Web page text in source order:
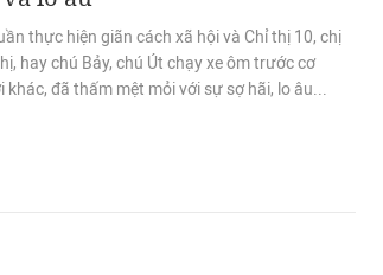
thực hiện giãn cách xã hội và Chỉ thị 10, chị
hay chú Bảy, chú Út chạy xe ôm trước cơ
đã thấm mệt mỏi với sự sợ hãi, lo âu...